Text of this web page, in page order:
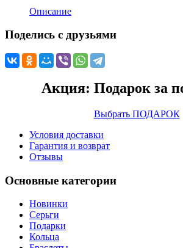
Описание
Поделись с друзьями
Акция: Подарок за
Выбрать ПОДАРОК
Условия доставки
Гарантия и возврат
Отзывы
Основные категории
Новинки
Серьги
Подарки
Кольца